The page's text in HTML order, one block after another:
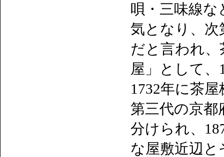
唄・三味線
気となり、次
だと言われ
屋」として
1732年に茶
第三代の京都
分けられ、
な屋敷近辺と